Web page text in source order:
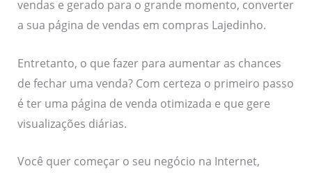
vendas e gerado para o grande momento, converter
a sua página de vendas em compras Lajedinho.
Entretanto, o que fazer para aumentar as chances
de fechar uma venda? Com certeza o primeiro passo
é ter uma página de venda otimizada e que gere
visualizações diárias.
Você quer começar o seu negócio na Internet,